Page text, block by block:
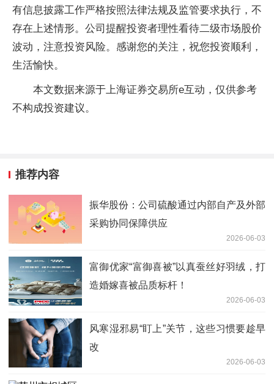
有信息披露工作严格按照法律法规及监管要求执行，不
存在上述情形。公司提醒投资者理性看待二级市场股价
波动，注意投资风险。感谢您的关注，祝您投资顺利，
生活愉快。
本文数据来源于上海证券交易所e互动，仅供参考
不构成投资建议。
推荐内容
振华股份：公司硫酸通过内部自产及外部
采购协同保障供应
2026-06-03
富御优家“富御喜被”以真蚕丝好羽绒，打
造婚嫁喜被品质标杆！
2026-06-03
风寒湿邪易“盯上”关节，这些习惯要趁早
改
2026-06-03